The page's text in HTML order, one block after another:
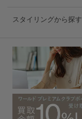
スタイリングから探す